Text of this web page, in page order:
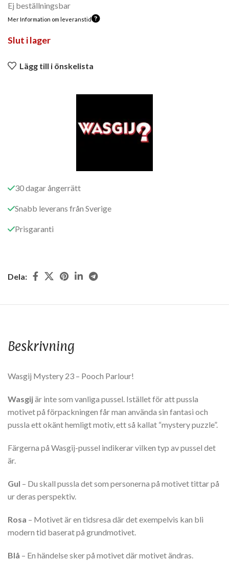
Ej beställningsbar
Mer Information om leveranstid
Slut i lager
Lägg till i önskelista
30 dagar ångerrätt
Snabb leverans från Sverige
Prisgaranti
Dela:
Beskrivning
Wasgij Mystery 23 – Pooch Parlour!
Wasgijär inte som vanliga pussel. Istället för att pussla
motivet på förpackningen får man använda sin fantasi och
pussla ett okänt hemligt motiv, ett så kallat “mystery puzzle”.
Färgerna på Wasgij-pussel indikerar vilken typ av pussel det
är.
Gul – Du skall pussla det som personerna på motivet tittar på
ur deras perspektiv.
Rosa – Motivet är en tidsresa där det exempelvis kan bli
modern tid baserat på grundmotivet.
Blå – En händelse sker på motivet där motivet ändras.